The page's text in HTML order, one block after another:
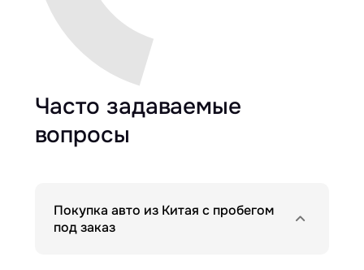
Часто задаваемые
вопросы
Покупка авто из Китая с пробегом
под заказ